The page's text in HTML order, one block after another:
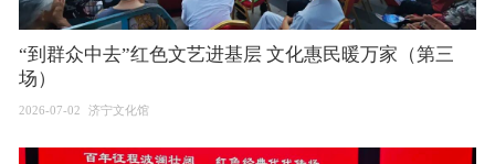
“到群众中去”红色文艺进基层 文化惠民暖万家（第三
场）
2026-07-02 济宁文化馆